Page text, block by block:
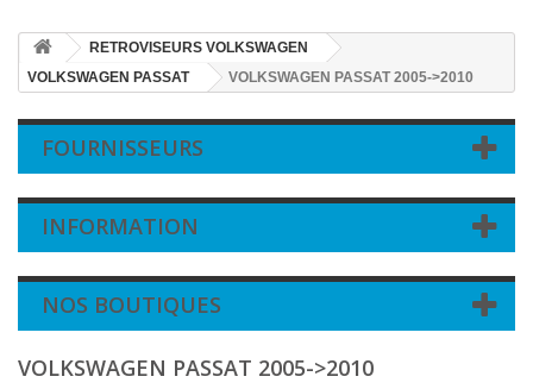
RETROVISEURS VOLKSWAGEN
VOLKSWAGEN PASSAT
VOLKSWAGEN PASSAT 2005->2010
FOURNISSEURS
INFORMATION
NOS BOUTIQUES
VOLKSWAGEN PASSAT 2005->2010